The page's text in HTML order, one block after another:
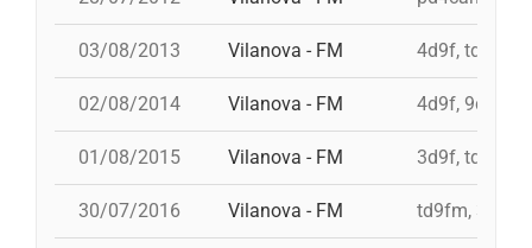
03/08/2013 Vilanova - FM 4d9f, td9fm,
02/08/2014 Vilanova - FM 4d9f, 9d8,
01/08/2015 Vilanova - FM 3d9f, td9fm,
30/07/2016 Vilanova - FM td9fm,